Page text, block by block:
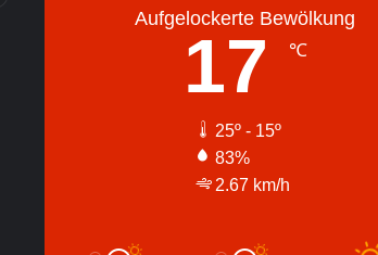
Aufgelockerte Bewölkung
17 ℃
25º - 15º
83%
2.67 km/h